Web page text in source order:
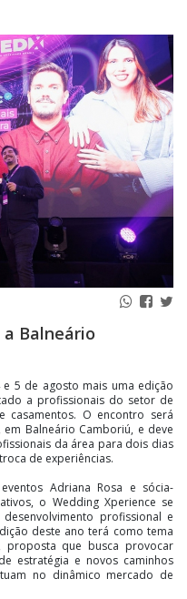
LEGAIS
Balneário
5 de agosto mais uma edição
a profissionais do setor de
casamentos. O encontro será
Balneário Camboriú, e deve
da área para dois dias
de experiências.
Adriana Rosa e sócia-
o Wedding Xperience se
profissional e
deste ano terá como tema
proposta que busca provocar
estratégia e novos caminhos
no dinâmico mercado de